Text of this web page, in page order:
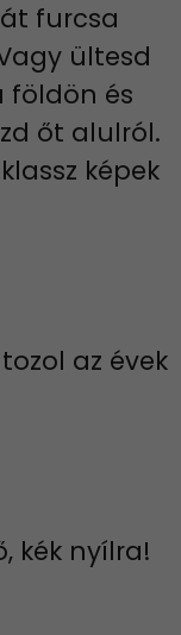
furcsa
ültesd
földön és
őt alulról.
képek
az évek
kék nyílra!